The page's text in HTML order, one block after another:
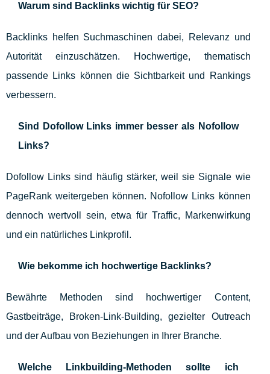
Warum sind Backlinks wichtig für SEO?
Backlinks helfen Suchmaschinen dabei, Relevanz und
Autorität einzuschätzen. Hochwertige, thematisch
passende Links können die Sichtbarkeit und Rankings
verbessern.
Sind Dofollow Links immer besser als Nofollow
Links?
Dofollow Links sind häufig stärker, weil sie Signale wie
PageRank weitergeben können. Nofollow Links können
dennoch wertvoll sein, etwa für Traffic, Markenwirkung
und ein natürliches Linkprofil.
Wie bekomme ich hochwertige Backlinks?
Bewährte Methoden sind hochwertiger Content,
Gastbeiträge, Broken-Link-Building, gezielter Outreach
und der Aufbau von Beziehungen in Ihrer Branche.
Welche Linkbuilding-Methoden sollte ich